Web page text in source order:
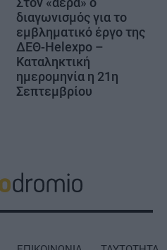
διαγωνισμός για το
εμβληματικό έργο της
ΔΕΘ-Helexpo –
Καταληκτική
ημερομηνία η 21η
Σεπτεμβρίου